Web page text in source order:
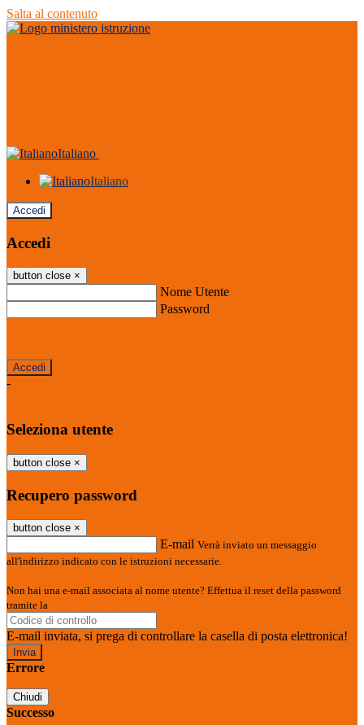
Salta al contenuto
Italiano
Italiano
Accedi
Accedi
button close ×
Nome Utente
Password
-
Seleziona utente
button close ×
Recupero password
button close ×
E-mail Verrà inviato un messaggio
all'indirizzo indicato con le istruzioni necessarie.
Non hai una e-mail associata al nome utente? Effettua il reset della password
tramite la
E-mail inviata, si prega di controllare la casella di posta elettronica!
Errore
Chiudi
Successo